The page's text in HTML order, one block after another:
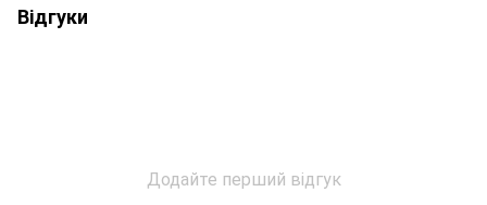
Відгуки
Додайте перший відгук